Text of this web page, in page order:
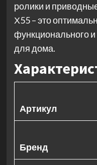
ролики и
Х55 – это
функционального
для дома.
Артикул
Бренд